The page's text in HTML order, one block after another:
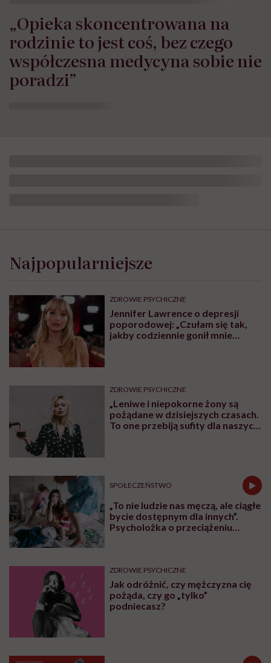
„Opieka skoncentrowana na
rodzinie to jest coś, bez czego
współczesna medycyna sobie nie
poradzi”
Najpopularniejsze
ZDROWIE PSYCHICZNE
Jennifer Lawrence o depresji
poporodowej: „Czułam się tak,
jakby codziennie gonił mnie
ZDROWIE PSYCHICZNE
„Leniwe i niepokorne żony są
pożądane w dzisiejszych czasach.
To one przebiją sufity dla naszych
SPOŁECZEŃSTWO
„To nie ludzie nas męczą, ale ciągłe
bycie dostępnym dla innych”.
Psycholożka o przeciążeniu
ZDROWIE PSYCHICZNE
Jak odróżnić, czy mężczyzna cię
pożąda, czy go „tylko”
podniecasz?